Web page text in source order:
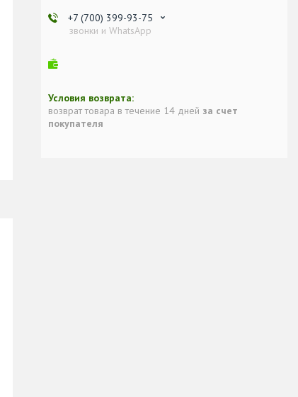
+7 (700) 399-93-75
звонки и WhatsApp
возврат товара в течение 14 дней за счет
покупателя